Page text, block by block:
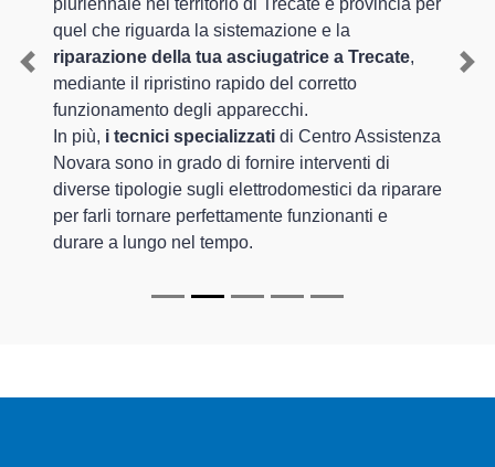
pluriennale nel territorio di Trecate e provincia per
quel che riguarda la sistemazione e la
riparazione della tua asciugatrice a Trecate,
mediante il ripristino rapido del corretto
funzionamento degli apparecchi.
In più, i tecnici specializzati di Centro Assistenza
Novara sono in grado di fornire interventi di
diverse tipologie sugli elettrodomestici da riparare
per farli tornare perfettamente funzionanti e
durare a lungo nel tempo.
Previous